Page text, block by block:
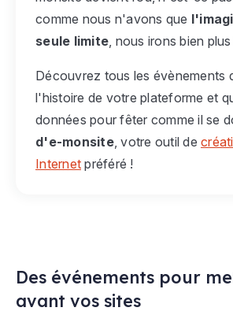
comme nous n'avons que
seule limite, nous irons bien
Découvrez tous les évènements
l'histoire de votre plateforme et
données pour fêter comme il se
d'e-monsite, votre outil de
Internet préféré !
Des événements pour
avant vos sites